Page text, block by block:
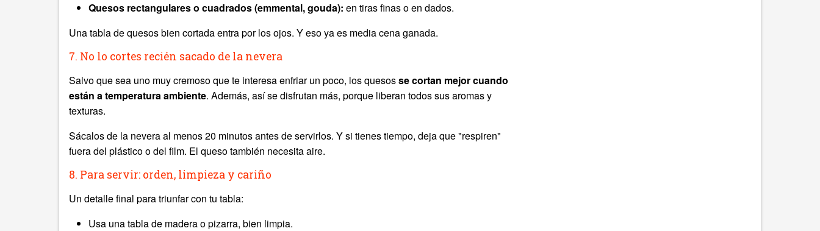
Quesos rectangulares o cuadrados (emmental, gouda): en tiras finas o en dados.
Una tabla de quesos bien cortada entra por los ojos. Y eso ya es media cena ganada.
7. No lo cortes recién sacado de la nevera
Salvo que sea uno muy cremoso que te interesa enfriar un poco, los quesosse cortan mejor cuando
están a temperatura ambiente. Además, así se disfrutan más, porque liberan todos sus aromas y
texturas.
Sácalos de la nevera al menos 20 minutos antes de servirlos. Y si tienes tiempo, deja que "respiren"
fuera del plástico o del film. El queso también necesita aire.
8. Para servir: orden, limpieza y cariño
Un detalle final para triunfar con tu tabla:
Usa una tabla de madera o pizarra, bien limpia.